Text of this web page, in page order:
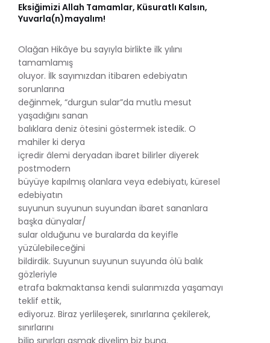
Eksiğimizi Allah Tamamlar, Küsuratlı Kalsın,
Yuvarla(n)mayalım!
Olağan Hikâye bu sayıyla birlikte ilk yılını
tamamlamış
oluyor. İlk sayımızdan itibaren edebiyatın
sorunlarına
değinmek, “durgun sular”da mutlu mesut
yaşadığını sanan
balıklara deniz ötesini göstermek istedik. O
mahiler ki derya
içredir âlemi deryadan ibaret bilirler diyerek
postmodern
büyüye kapılmış olanlara veya edebiyatı, küresel
edebiyatın
suyunun suyunun suyundan ibaret sananlara
başka dünyalar/
sular olduğunu ve buralarda da keyifle
yüzülebileceğini
bildirdik. Suyunun suyunun suyunda ölü balık
gözleriyle
etrafa bakmaktansa kendi sularımızda yaşamayı
teklif ettik,
ediyoruz. Biraz yerlileşerek, sınırlarına çekilerek,
sınırlarını
bilip sınırları aşmak diyelim biz buna.